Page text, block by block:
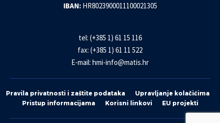
IBAN: HR8023900011100021305
tel: (+385 1) 61 15 116
fax: (+385 1) 61 11 522
E-mail: hmi-info@matis.hr
Pravila privatnosti i zaštite podataka
Upravljanje kolačićima
Pristup informacijama
Korisni linkovi EU projekti